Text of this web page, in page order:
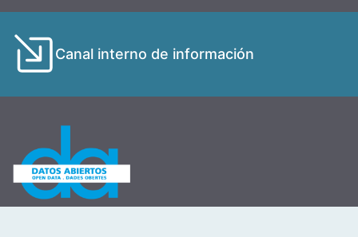
Canal interno de información